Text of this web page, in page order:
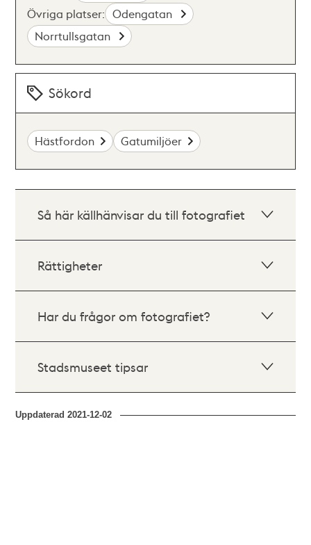
Övriga platser: Odengatan
Norrtullsgatan
Sökord
Hästfordon Gatumiljöer
Så här källhänvisar du till fotografiet
Rättigheter
Har du frågor om fotografiet?
Stadsmuseet tipsar
Uppdaterad2021-12-02